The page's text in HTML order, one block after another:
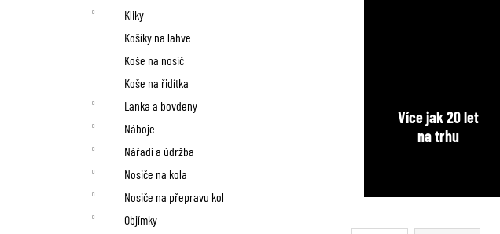
Kliky
Košíky na lahve
Koše na nosič
Koše na řidítka
Lanka a bovdeny
Náboje
Nářadí a údržba
Nosiče na kola
Nosiče na přepravu kol
Objímky
Více jak 20 let
na trhu